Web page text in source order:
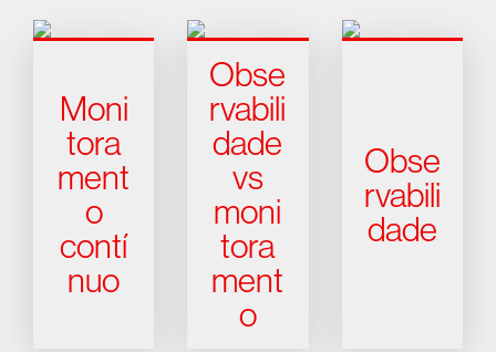
Moni
tora
ment
o
contí
nuo
Obse
rvabili
dade
vs
moni
tora
ment
o
Obse
rvabili
dade